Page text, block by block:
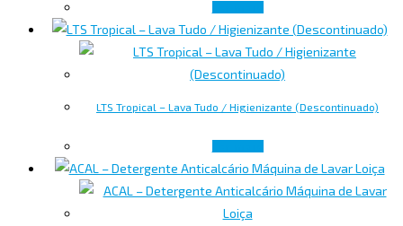
LTS Tropical – Lava Tudo / Higienizante (Descontinuado)